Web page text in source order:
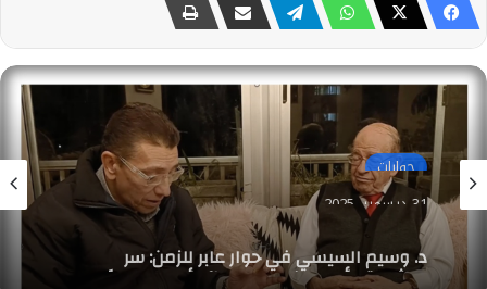
حوارات
31 ديسمبر، 2025
د. وسيم السيسي في حوار عابر للزمن: سر
«الشرارة الأولى» في هايد بارك.. أصبحت حارسًا
أمينًا على علم المصريات